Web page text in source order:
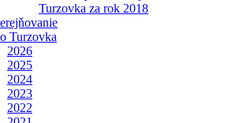
Turzovka za rok 2018
Turzovka
2026
2025
2024
2023
2022